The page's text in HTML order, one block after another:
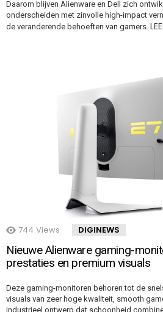
Daarom blijven Alienware en Dell zich
onderscheiden met zinvolle high-impact
de veranderende behoeften van gamers.
744 Views DIGINEWS
Nieuwe Alienware gaming-
prestaties en premium visuals
Deze gaming-monitoren behoren tot de
visuals van zeer hoge kwaliteit, smooth
industrieel ontwerp dat schoonheid